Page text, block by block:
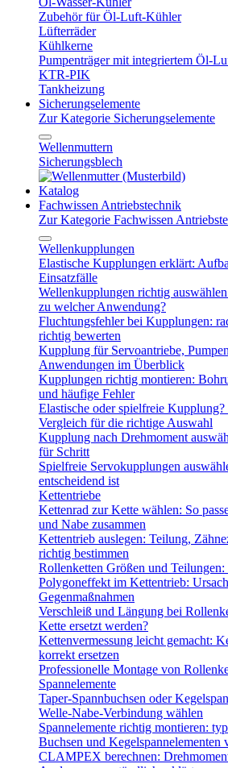
Zubehör für Öl-Luft-Kühler
Lüfterräder
Kühlkerne
Pumpenträger mit integriertem Öl-
KTR-PIK
Tankheizung
Sicherungselemente
Zur Kategorie Sicherungselemente
Wellenmuttern
Sicherungsblech
Katalog
Fachwissen Antriebstechnik
Zur Kategorie Fachwissen
Wellenkupplungen
Elastische Kupplungen erklärt:
Einsatzfälle
Wellenkupplungen richtig
zu welcher Anwendung?
Fluchtungsfehler bei Kupplungen:
richtig bewerten
Kupplung für Servoantriebe,
Anwendungen im Überblick
Kupplungen richtig montieren:
und häufige Fehler
Elastische oder spielfreie
Vergleich für die richtige Auswahl
Kupplung nach Drehmoment
für Schritt
Spielfreie Servokupplungen
entscheidend ist
Kettentriebe
Kettenrad zur Kette wählen: So
und Nabe zusammen
Kettentrieb auslegen: Teilung,
richtig bestimmen
Rollenketten Größen und Teilungen:
Polygoneffekt im Kettentrieb:
Gegenmaßnahmen
Verschleiß und Längung bei
Kette ersetzt werden?
Kettenvermessung leicht gemacht:
korrekt ersetzen
Professionelle Montage von
Spannelemente
Taper-Spannbuchsen oder
Welle-Nabe-Verbindung wählen
Spannelemente richtig montieren:
Buchsen und Kegelspannelementen
CLAMPEX berechnen: